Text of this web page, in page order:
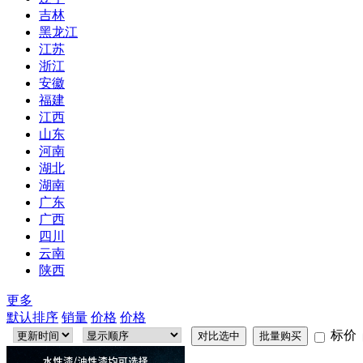
吉林
黑龙江
江苏
浙江
安徽
福建
江西
山东
河南
湖北
湖南
广东
广西
四川
云南
陕西
更多
默认排序 销量 价格 价格
标价